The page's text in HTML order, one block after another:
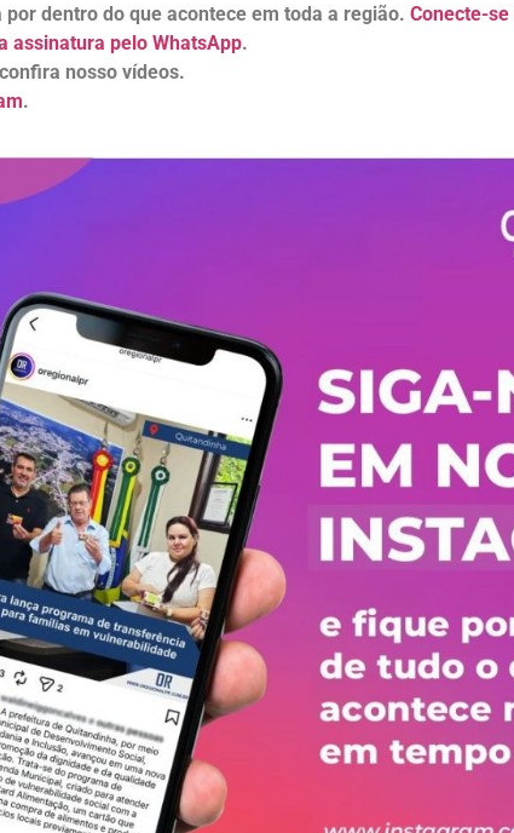
dentro do que acontece em toda a região. Conecte-
assinatura pelo WhatsApp.
nosso vídeos.
.